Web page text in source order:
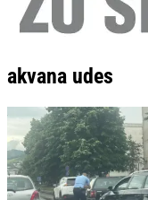
akvana udes